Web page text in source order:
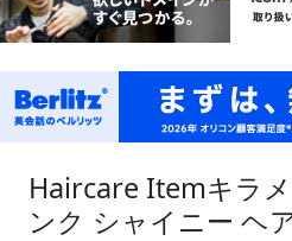
Haircare Itemキラ
ンク シャイニー ヘ